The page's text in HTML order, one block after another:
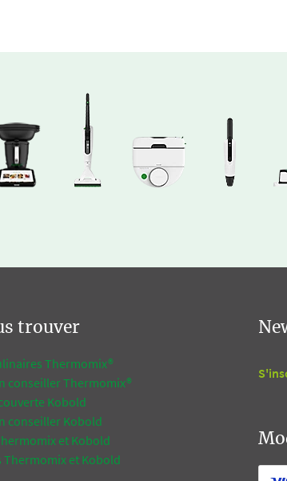
trouver
Thermomix®
conseiller Thermomix®
Kobold
conseiller Kobold
et Kobold
Thermomix et Kobold